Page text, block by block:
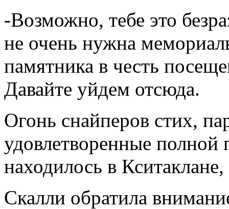
-Возможно, тебе это
не очень нужна
памятника в честь
Давайте уйдем отсюда.
Огонь снайперов стих,
удовлетворенные полной
находилось в
Скалли обратила